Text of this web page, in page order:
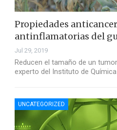
Propiedades
antinflamatorias del
Jul 29, 2019
Reducen el tamaño de un
experto del Instituto de Química
UNCATEGORIZED